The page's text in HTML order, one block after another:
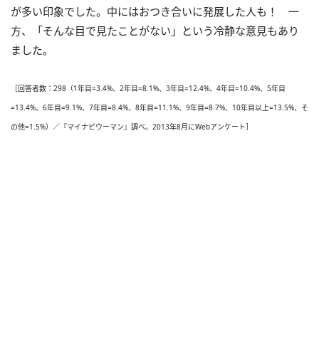
が多い印象でした。中にはおつき合いに発展した人も！ 一
方、「そんな目で見たことがない」という冷静な意見もあり
ました。
［回答者数：298（1年目=3.4%、2年目=8.1%、3年目=12.4%、4年目=10.4%、5年目
=13.4%、6年目=9.1%、7年目=8.4%、8年目=11.1%、9年目=8.7%、10年目以上=13.5%、そ
の他=1.5%）／『マイナビウーマン』調べ。2013年8月にWebアンケート］